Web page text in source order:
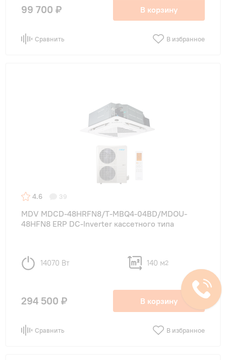
99 700 ₽ В корзину
Сравнить В избранное
4.6 39
MDV MDCD-48HRFN8/T-MBQ4-04BD/MDOU-
48HFN8 ERP DC-Inverter кассетного типа
14070 Вт 140 м2
294 500 ₽ В корзину
Сравнить В избранное